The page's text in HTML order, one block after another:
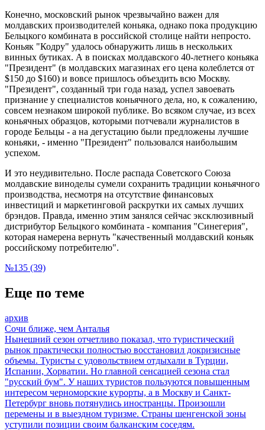
Конечно, московский рынок чрезвычайно важен для
молдавских производителей коньяка, однако пока продукцию
Бельцкого комбината в российской столице найти непросто.
Коньяк "Кодру" удалось обнаружить лишь в нескольких
винных бутиках. А в поисках молдавского 40-летнего коньяка
"Президент" (в молдавских магазинах его цена колеблется от
$150 до $160) и вовсе пришлось объездить всю Москву.
"Президент", созданный три года назад, успел завоевать
признание у специалистов коньячного дела, но, к сожалению,
совсем незнаком широкой публике. Во всяком случае, из всех
коньячных образцов, которыми потчевали журналистов в
городе Бельцы - а на дегустацию были предложены лучшие
коньяки, - именно "Президент" пользовался наибольшим
успехом.
И это неудивительно. После распада Советского Союза
молдавские виноделы сумели сохранить традиции коньячного
производства, несмотря на отсутствие финансовых
инвестиций и маркетинговой раскрутки их самых лучших
брэндов. Правда, именно этим занялся сейчас эксклюзивный
дистрибутор Бельцкого комбината - компания "Синегерия",
которая намерена вернуть "качественный молдавский коньяк
российскому потребителю".
№135 (39)
Еще по теме
архив
Сочи ближе, чем Анталья
Нынешний сезон отчетливо показал, что туристический
рынок практически полностью восстановил докризисные
объемы. Туристы с удовольствием отдыхали в Турции,
Испании, Хорватии. Но главной сенсацией сезона стал
"русский бум". У наших туристов пользуются повышенным
интересом черноморские курорты, а в Москву и Санкт-
Петербург вновь потянулись иностранцы. Произошли
перемены и в выездном туризме. Страны шенгенской зоны
уступили позиции своим балканским соседям.